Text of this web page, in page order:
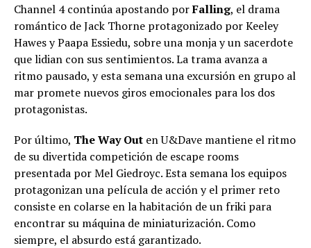
Channel 4 continúa apostando porFalling, el drama
romántico de Jack Thorne protagonizado por Keeley
Hawes y Paapa Essiedu, sobre una monja y un sacerdote
que lidian con sus sentimientos. La trama avanza a
ritmo pausado, y esta semana una excursión en grupo al
mar promete nuevos giros emocionales para los dos
protagonistas.
Por último, The Way Out en U&Dave mantiene el ritmo
de su divertida competición de escape rooms
presentada por Mel Giedroyc. Esta semana los equipos
protagonizan una película de acción y el primer reto
consiste en colarse en la habitación de un friki para
encontrar su máquina de miniaturización. Como
siempre, el absurdo está garantizado.